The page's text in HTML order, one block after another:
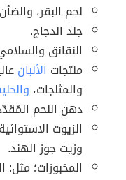
لحم البقر،
جلد الدجاج.
النقانق
منتجات الألبان
والمثلجات،
دهن اللحم
الزيوت
وزيت جوز الهند.
المخبوزات؛ مثل: